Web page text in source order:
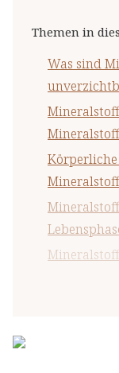
Themen in
Was sind